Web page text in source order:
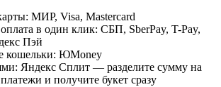
МИР, Visa, Mastercard
в один клик: СБП, SberPay, T-Pay,
Пэй
кошельки: ЮMoney
Яндекс Сплит — разделите сумму на
и получите букет сразу